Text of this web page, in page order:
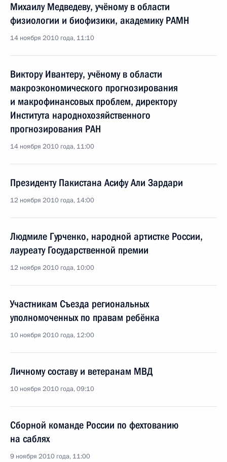
Михаилу Медведеву, учёному в области
физиологии и биофизики, академику РАМН
14 ноября 2010 года, 11:10
Виктору Ивантеру, учёному в области
макроэкономического прогнозирования
и макрофинансовых проблем, директору
Института народнохозяйственного
прогнозирования РАН
14 ноября 2010 года, 11:00
Президенту Пакистана Асифу Али Зардари
12 ноября 2010 года, 14:00
Людмиле Гурченко, народной артистке России,
лауреату Государственной премии
12 ноября 2010 года, 10:00
Участникам Съезда региональных
уполномоченных по правам ребёнка
10 ноября 2010 года, 12:00
Личному составу и ветеранам МВД
10 ноября 2010 года, 09:10
Сборной команде России по фехтованию
на саблях
9 ноября 2010 года, 11:00